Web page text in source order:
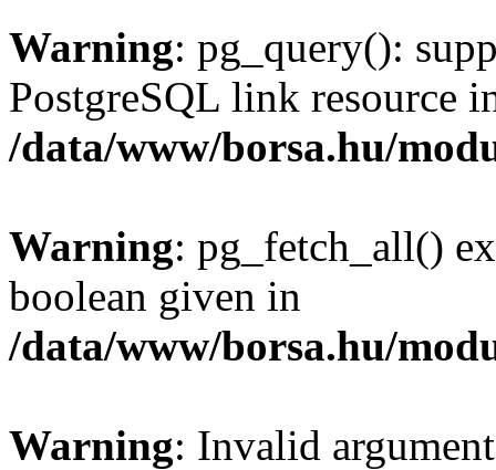
Warning: pg_query():
PostgreSQL link resource
/data/www/borsa.hu/
Warning: pg_fetch_all()
boolean given in
/data/www/borsa.hu/
Warning: Invalid